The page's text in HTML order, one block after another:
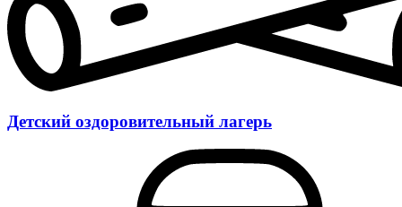
Детский оздоровительный лагерь